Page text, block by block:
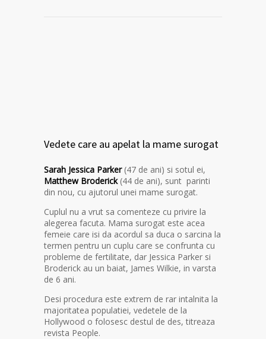
Vedete care au apelat la mame surogat
Sarah Jessica Parker(47 de ani) si sotul ei,
Matthew Broderick (44 de ani), sunt parinti
din nou, cu ajutorul unei mame surogat.
Cuplul nu a vrut sa comenteze cu privire la
alegerea facuta. Mama surogat este acea
femeie care isi da acordul sa duca o sarcina la
termen pentru un cuplu care se confrunta cu
probleme de fertilitate, dar Jessica Parker si
Broderick au un baiat, James Wilkie, in varsta
de 6 ani.
Desi procedura este extrem de rar intalnita la
majoritatea populatiei, vedetele de la
Hollywood o folosesc destul de des, titreaza
revista People.